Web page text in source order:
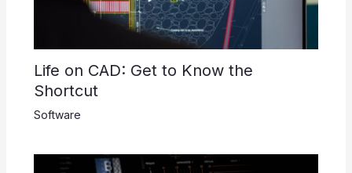
Life on CAD: Get to Know the
Shortcut
Software